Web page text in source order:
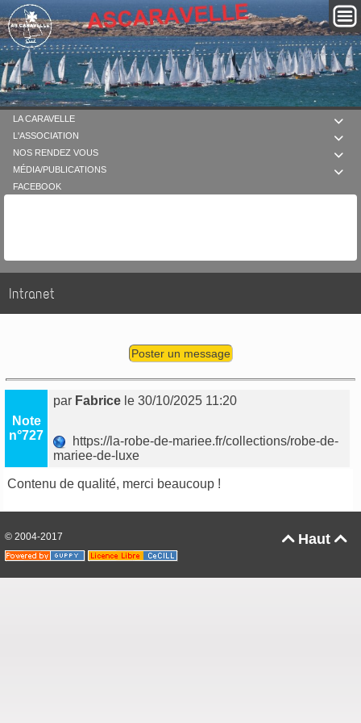

LA CARAVELLE

L'ASSOCIATION

NOS RENDEZ VOUS

MÉDIA/PUBLICATIONS
FACEBOOK
Intranet
Poster un message
Note
n°727
par Fabrice le 30/10/2025 11:20
https://la-robe-de-mariee.fr/collections/robe-de-
mariee-de-luxe
Contenu de qualité, merci beaucoup !
Haut 
© 2004-2017